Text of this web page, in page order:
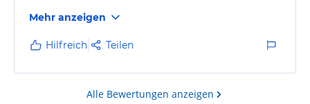
Mehr anzeigen
Hilfreich Teilen
Alle Bewertungen anzeigen